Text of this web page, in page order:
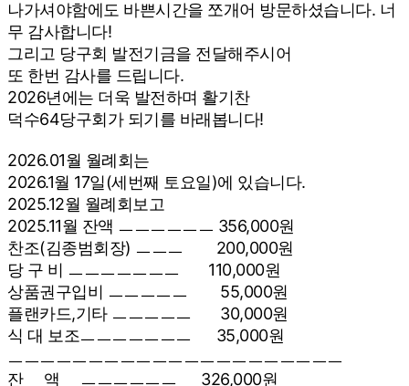
나가셔야함에도 바쁜시간을 쪼개어 방문하셨습니다. 너
무 감사합니다!
그리고 당구회 발전기금을 전달해주시어
또 한번 감사를 드립니다.
2026년에는 더욱 발전하며 활기찬
덕수64당구회가 되기를 바래봅니다!
2026.01월 월례회는
2026.1월 17일(세번째 토요일)에 있습니다.
2025.12월 월례회보고
2025.11월 잔액 ㅡㅡㅡㅡㅡㅡ 356,000원
찬조(김종범회장) ㅡㅡㅡ 200,000원
당 구 비 ㅡㅡㅡㅡㅡㅡㅡ 110,000원
상품권구입비 ㅡㅡㅡㅡㅡ 55,000원
플랜카드,기타 ㅡㅡㅡㅡㅡ 30,000원
식 대 보조ㅡㅡㅡㅡㅡㅡㅡ 35,000원
ㅡㅡㅡㅡㅡㅡㅡㅡㅡㅡㅡㅡㅡㅡㅡㅡㅡㅡㅡㅡㅡ
잔 액 ㅡㅡㅡㅡㅡㅡ 326,000원